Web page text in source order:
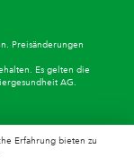
. Preisänderungen
Es gelten die
AG.
Erfahrung bieten zu